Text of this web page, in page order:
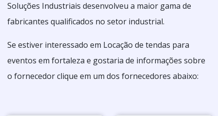
Soluções Industriais desenvolveu a maior gama de
fabricantes qualificados no setor industrial.
Se estiver interessado em Locação de tendas para
eventos em fortaleza e gostaria de informações sobre
o fornecedor clique em um dos fornecedores abaixo: